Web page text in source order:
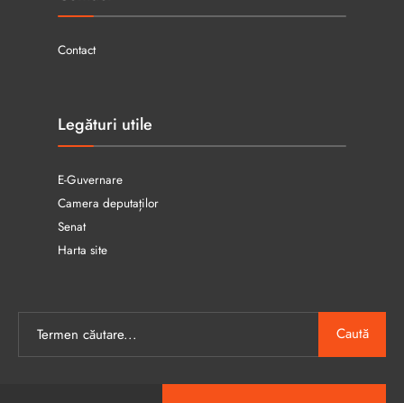
Contact
Legături utile
E-Guvernare
Camera deputaților
Senat
Harta site
Caută